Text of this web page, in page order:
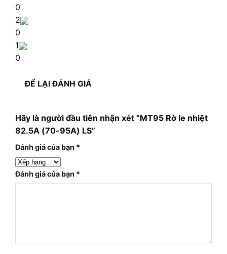
0
2
0
1
0
ĐỂ LẠI ĐÁNH GIÁ
Hãy là người đầu tiên nhận xét “MT95 Rờ le nhiệt
82.5A (70-95A) LS”
Đánh giá của bạn *
Đánh giá của bạn *